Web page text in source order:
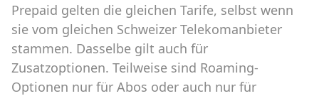
Prepaid gelten die gleichen Tarife, selbst wenn
sie vom gleichen Schweizer Telekomanbieter
stammen. Dasselbe gilt auch für
Zusatzoptionen. Teilweise sind Roaming-
Optionen nur für Abos oder auch nur für